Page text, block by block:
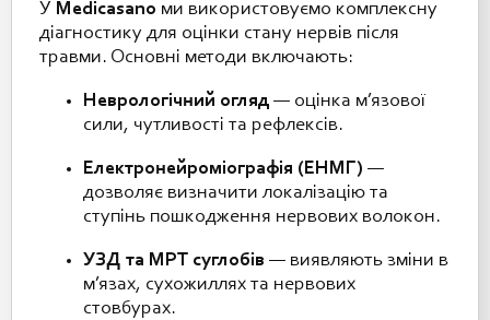
У Medicasano ми використовуємо комплексну
діагностику для оцінки стану нервів після
травми. Основні методи включають:
Неврологічний огляд — оцінка м’язової
сили, чутливості та рефлексів.
Електронейроміографія (ЕНМГ) —
дозволяє визначити локалізацію та
ступінь пошкодження нервових волокон.
УЗД та МРТ суглобів — виявляють зміни в
м’язах, сухожиллях та нервових
стовбурах.